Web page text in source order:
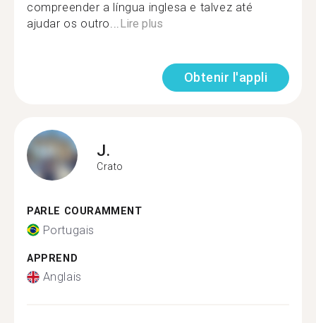
compreender a língua inglesa e talvez até
ajudar os outro...Lire plus
Obtenir l'appli
J.
Crato
PARLE COURAMMENT
Portugais
APPREND
Anglais